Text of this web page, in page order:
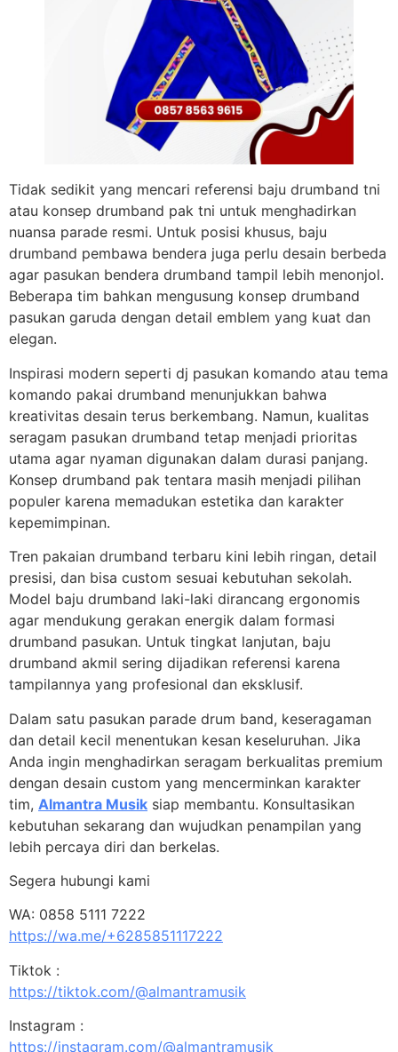
Tidak sedikit yang mencari referensi baju drumband tni
atau konsep drumband pak tni untuk menghadirkan
nuansa parade resmi. Untuk posisi khusus, baju
drumband pembawa bendera juga perlu desain berbeda
agar pasukan bendera drumband tampil lebih menonjol.
Beberapa tim bahkan mengusung konsep drumband
pasukan garuda dengan detail emblem yang kuat dan
elegan.
Inspirasi modern seperti dj pasukan komando atau tema
komando pakai drumband menunjukkan bahwa
kreativitas desain terus berkembang. Namun, kualitas
seragam pasukan drumband tetap menjadi prioritas
utama agar nyaman digunakan dalam durasi panjang.
Konsep drumband pak tentara masih menjadi pilihan
populer karena memadukan estetika dan karakter
kepemimpinan.
Tren pakaian drumband terbaru kini lebih ringan, detail
presisi, dan bisa custom sesuai kebutuhan sekolah.
Model baju drumband laki-laki dirancang ergonomis
agar mendukung gerakan energik dalam formasi
drumband pasukan. Untuk tingkat lanjutan, baju
drumband akmil sering dijadikan referensi karena
tampilannya yang profesional dan eksklusif.
Dalam satu pasukan parade drum band, keseragaman
dan detail kecil menentukan kesan keseluruhan. Jika
Anda ingin menghadirkan seragam berkualitas premium
dengan desain custom yang mencerminkan karakter
tim, Almantra Musik siap membantu. Konsultasikan
kebutuhan sekarang dan wujudkan penampilan yang
lebih percaya diri dan berkelas.
Segera hubungi kami
WA: 0858 5111 7222
https://wa.me/+6285851117222
Tiktok :
https://tiktok.com/@almantramusik
Instagram :
https://instagram.com/@almantramusik